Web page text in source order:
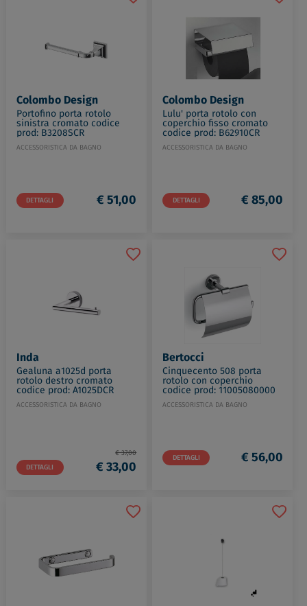
Colombo Design
Portofino porta rotolo
sinistra cromato codice
prod: B3208SCR
ACCESSORISTICA DA BAGNO
DETTAGLI € 51,00
Colombo Design
Lulu' porta rotolo con
coperchio fisso cromato
codice prod: B62910CR
ACCESSORISTICA DA BAGNO
DETTAGLI € 85,00
Inda
Gealuna a1025d porta
rotolo destro cromato
codice prod: A1025DCR
ACCESSORISTICA DA BAGNO
DETTAGLI
€ 37,00
€ 33,00
Bertocci
Cinquecento 508 porta
rotolo con coperchio
codice prod: 11005080000
ACCESSORISTICA DA BAGNO
DETTAGLI € 56,00